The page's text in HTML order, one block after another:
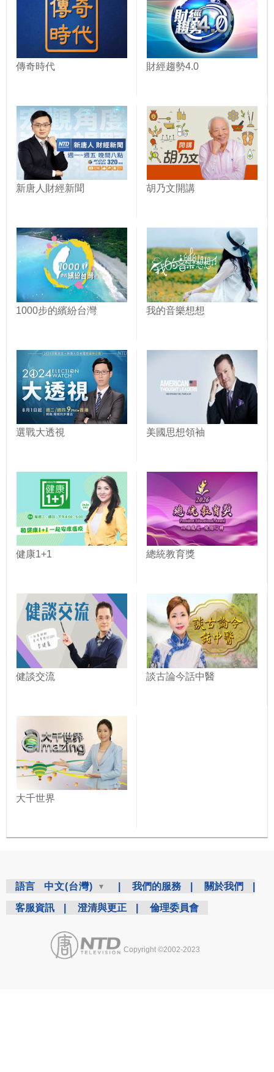
傳奇時代 財經趨勢4.0
新唐人財經新聞 胡乃文開講
1000步的繽紛台灣 我的音樂想想
選戰大透視 美國思想領袖
健康1+1 總統教育獎
健談交流 談古論今話中醫
大千世界
語言 中文(台灣) 我們的服務 關於我們
客服資訊 澄清與更正 倫理委員會
Copyright ©2002-2023